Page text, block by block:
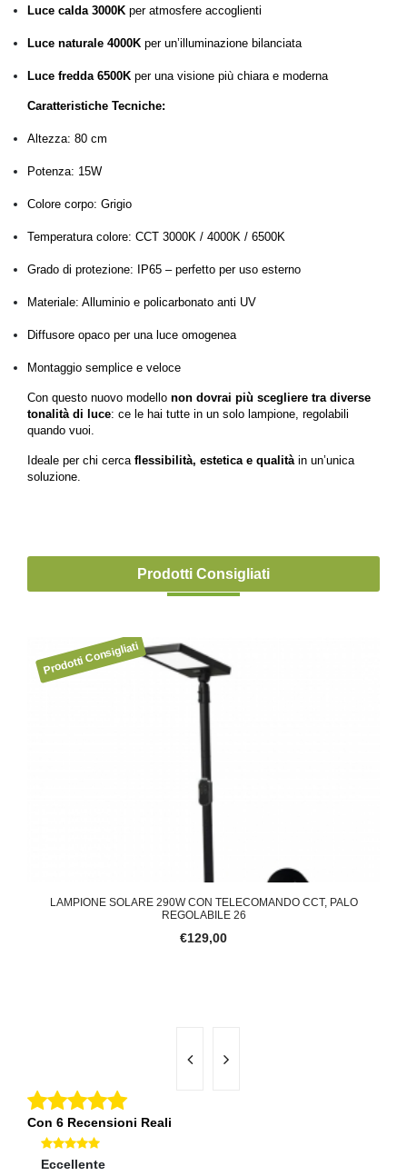
Luce calda 3000K per atmosfere accoglienti
Luce naturale 4000K per un’illuminazione bilanciata
Luce fredda 6500K per una visione più chiara e moderna
Caratteristiche Tecniche:
Altezza: 80 cm
Potenza: 15W
Colore corpo: Grigio
Temperatura colore: CCT 3000K / 4000K / 6500K
Grado di protezione: IP65 – perfetto per uso esterno
Materiale: Alluminio e policarbonato anti UV
Diffusore opaco per una luce omogenea
Montaggio semplice e veloce
Con questo nuovo modello non dovrai più scegliere tra diverse
tonalità di luce: ce le hai tutte in un solo lampione, regolabili
quando vuoi.
Ideale per chi cerca flessibilità, estetica e qualità in un’unica
soluzione.
Prodotti Consigliati
LAMPIONE SOLARE 290W CON TELECOMANDO CCT, PALO
REGOLABILE 26
€129,00
Con 6 Recensioni Reali
Eccellente